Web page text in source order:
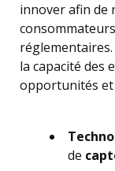
innover afin de
réglementaires.
la capacité des
opportunités et
de